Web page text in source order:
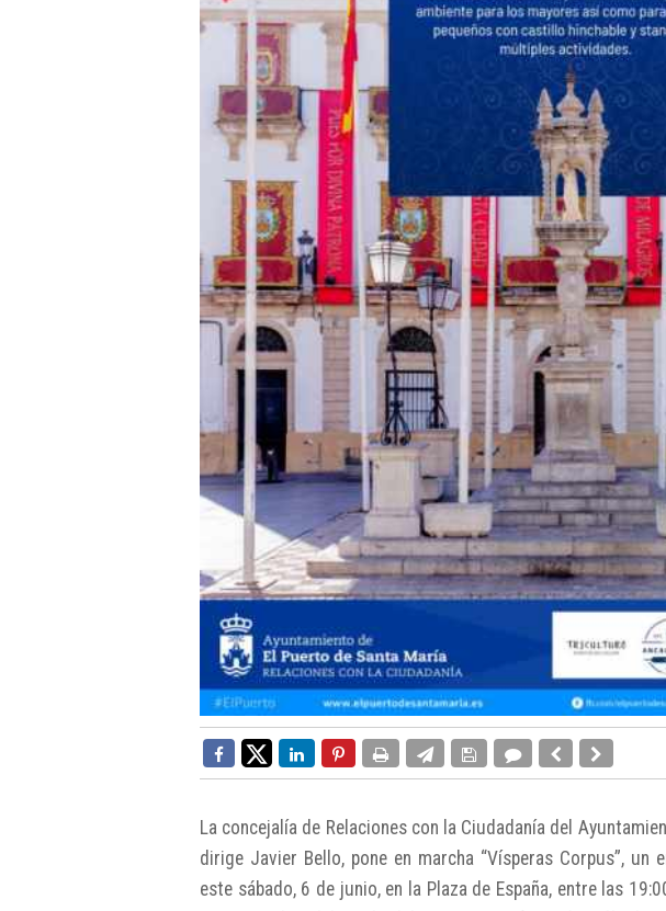
La concejalía de Relaciones con la Ciudadanía del
dirige Javier Bello, pone en marcha “Vísperas Corpus”,
este sábado, 6 de junio, en la Plaza de España, entre las